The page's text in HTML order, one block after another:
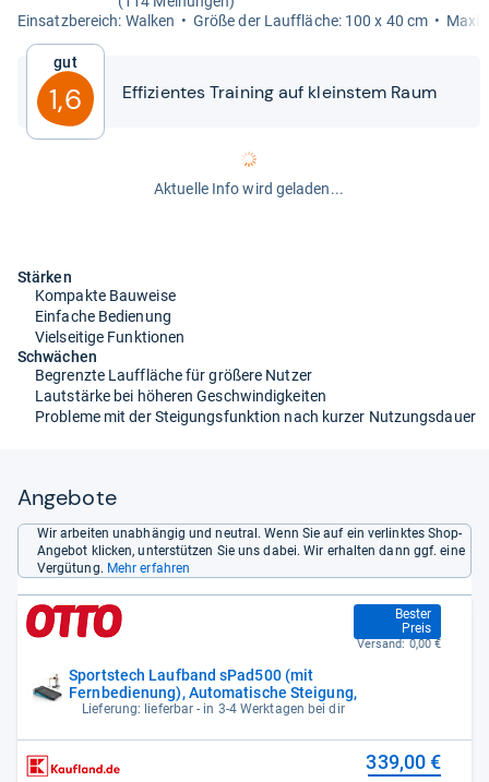
Ein­satz­be­reich: Wal­ken
Größe der Lauf­flä­che: 100 x 40 cm
Gut
1,6 Effi­zi­en­tes Trai­ning auf kleins­tem Raum
Aktuelle Info wird geladen...
Stärken
Kompakte Bauweise
Einfache Bedienung
Vielseitige Funktionen
Schwächen
Begrenzte Lauffläche für größere Nutzer
Lautstärke bei höheren Geschwindigkeiten
Probleme mit der Steigungsfunktion nach kurzer Nutzungsdauer
Angebote
Wir arbeiten unabhängig und neutral. Wenn Sie auf ein verlinktes Shop-
Angebot klicken, unterstützen Sie uns dabei. Wir erhalten dann ggf. eine
Vergütung. Mehr erfahren
Sportstech Laufband sPad500 (mit
Fernbedienung), Automatische Steigung,
Lieferung: lieferbar - in 3-4 Werktagen bei dir
Bester
Preis
288,15 €
Versand: 0,00 €
339,00 €